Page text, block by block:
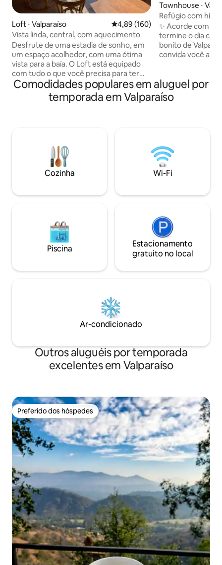
Loft ⋅ Valparaíso 4,89 de uma avaliação média de
4,89 (160)
Vista linda, central, com aquecimento
Desfrute de uma estadia de sonho, em
um espaço acolhedor, com uma ótima
vista para a baía. O Loft está equipado
com tudo o que você precisa para ter
uma experiência muito confortável e
relaxante. Com localização estratégica,
perto de bares, restaurantes, parques,
Sou um massoterapeuta profissional e
terei o maior prazer em proporcionar-
lhe uma maravilhosa experiência de
relaxamento.
Townhouse ⋅
Refúgio com
Cerro Alegre
✨ Acorde com o
termine o dia
bonito de Valparaíso. Aqui, cada
convida você a
Quarto com
mar e um belo
equipada
patrimonial
Comodidades populares em aluguel por
temporada em Valparaíso
Cozinha Wi-Fi
Piscina
Estacionamento
gratuito no local
Ar-condicionado
Outros aluguéis por temporada
excelentes em Valparaíso
Preferido dos hóspedes
Preferido dos hóspedes